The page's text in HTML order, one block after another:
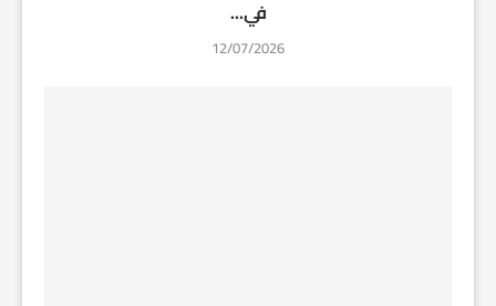
في...
12/07/2026